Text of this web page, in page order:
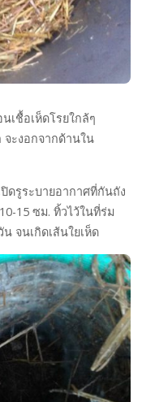
เชื้อเห็ดโรยใกล้ๆ
จะงอกจากด้านใน
ดรูระบายอากาศที่กันถัง
15 ซม. ทิ้วไว้ในที่ร่ม
จนเกิดเส้นใยเห็ด